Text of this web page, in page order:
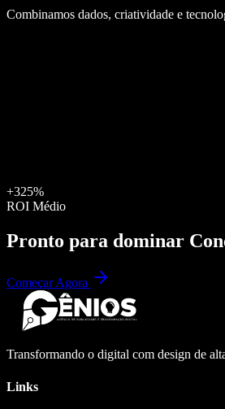
Combinamos dados, criatividade e
+325%
ROI Médio
Pronto para dominar
Começar Agora
Transformando o digital com design de
Links